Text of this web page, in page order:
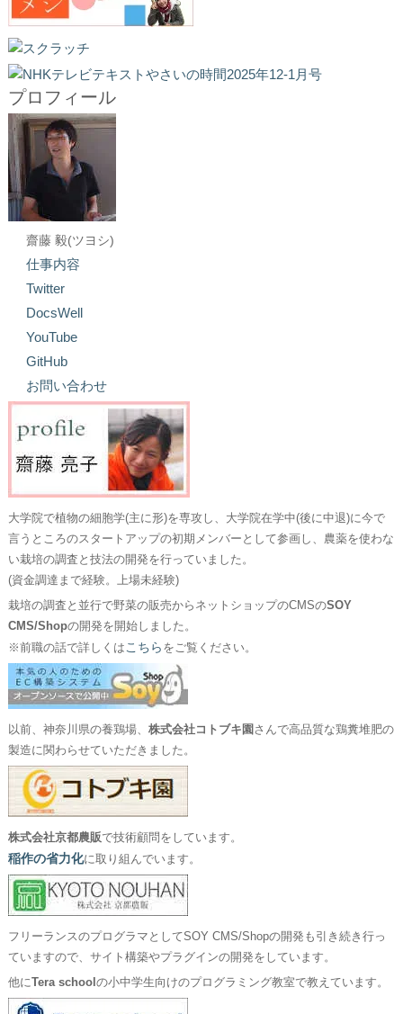
プロフィール
齋藤 毅(ツヨシ)
仕事内容
Twitter
DocsWell
YouTube
GitHub
お問い合わせ
大学院で植物の細胞学(主に形)を専攻し、大学院在学中(後に中退)に今で
言うところのスタートアップの初期メンバーとして参画し、農薬を使わな
い栽培の調査と技法の開発を行っていました。
(資金調達まで経験。上場未経験)
栽培の調査と並行で野菜の販売からネットショップのCMSのSOY
CMS/Shopの開発を開始しました。
※前職の話で詳しくはこちら をご覧ください。
以前、神奈川県の養鶏場、 株式会社コトブキ園 さんで高品質な鶏糞堆肥の
製造に関わらせていただきました。
株式会社京都農販で技術顧問をしています。
稲作の省力化に取り組んでいます。
フリーランスのプログラマとしてSOY CMS/Shopの開発も引き続き行っ
ていますので、サイト構築やプラグインの開発をしています。
他にTera school の小中学生向けのプログラミング教室で教えています。